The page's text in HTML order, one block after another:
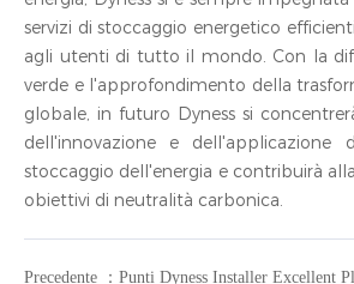
servizi di stoccaggio energetico
agli utenti di tutto il mondo. Con la
verde e l'approfondimento della
globale, in futuro Dyness si
dell'innovazione e dell'applicazione
stoccaggio dell'energia e contribuirà
obiettivi di neutralità carbonica.
Precedente ：Punti Dyness Installer Excellent